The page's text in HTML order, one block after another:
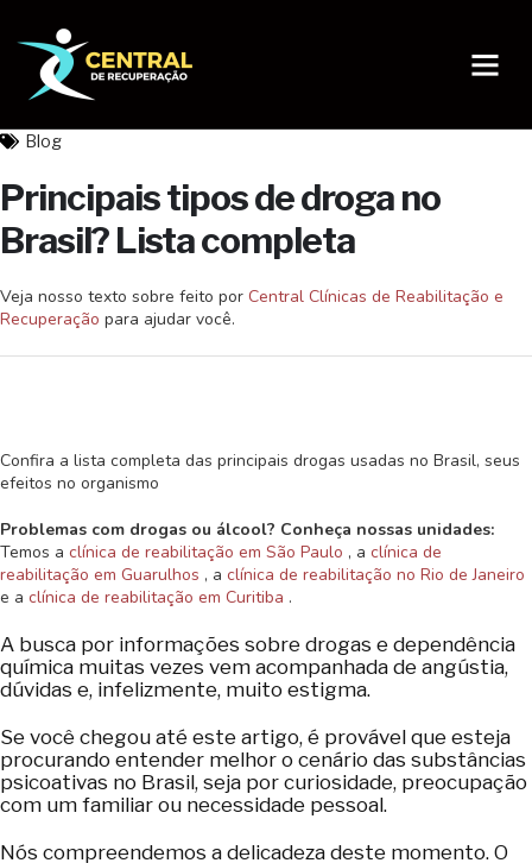
Blog
Principais tipos de droga no
Brasil? Lista completa
Veja nosso texto sobre feito por Central Clínicas de Reabilitação e
Recuperação para ajudar você.
Confira a lista completa das principais drogas usadas no Brasil, seus
efeitos no organismo
Problemas com drogas ou álcool? Conheça nossas unidades:
Temos a clínica de reabilitação em São Paulo , a clínica de
reabilitação em Guarulhos , a clínica de reabilitação no Rio de Janeiro
e a clínica de reabilitação em Curitiba .
A busca por informações sobre drogas e dependência
química muitas vezes vem acompanhada de angústia,
dúvidas e, infelizmente, muito estigma.
Se você chegou até este artigo, é provável que esteja
procurando entender melhor o cenário das substâncias
psicoativas no Brasil, seja por curiosidade, preocupação
com um familiar ou necessidade pessoal.
Nós compreendemos a delicadeza deste momento. O